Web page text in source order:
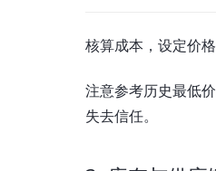
核算成本，设定价
注意参考历史最低
失去信任。